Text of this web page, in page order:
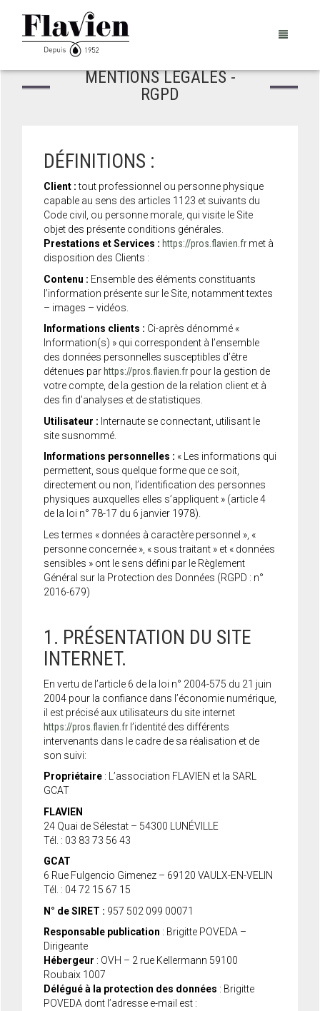
HISTORIQUE
PROJETS D’ENTREPRISES
RESSOURCES ET PARTAGES®
NOS PRODUITS
LA BOUTIQUE
NOTRE CATALOGUE
SOUS-TRAITANCE
CONTACTS
CONTACTS
CRÉATION DE COMPTE PRO
FORCE DE VENTE
PANIER
MENTIONS LÉGALES -
RGPD
DÉFINITIONS :
Client :tout professionnel ou personne physique
capable au sens des articles 1123 et suivants du
Code civil, ou personne morale, qui visite le Site
objet des présente conditions générales.
Prestations et Services : https://pros.flavien.fr met à
disposition des Clients :
Contenu : Ensemble des éléments constituants
l’information présente sur le Site, notamment textes
– images – vidéos.
Informations clients : Ci-après dénommé «
Information(s) » qui correspondent à l’ensemble
des données personnelles susceptibles d’être
détenues par https://pros.flavien.fr pour la gestion de
votre compte, de la gestion de la relation client et à
des fin d’analyses et de statistiques.
Utilisateur : Internaute se connectant, utilisant le
site susnommé.
Informations personnelles : « Les informations qui
permettent, sous quelque forme que ce soit,
directement ou non, l’identification des personnes
physiques auxquelles elles s’appliquent » (article 4
de la loi n° 78-17 du 6 janvier 1978).
Les termes « données à caractère personnel », «
personne concernée », « sous traitant » et « données
sensibles » ont le sens défini par le Règlement
Général sur la Protection des Données (RGPD : n°
2016-679)
1. PRÉSENTATION DU SITE
INTERNET.
En vertu de l’article 6 de la loi n° 2004-575 du 21 juin
2004 pour la confiance dans l’économie numérique,
il est précisé aux utilisateurs du site internet
https://pros.flavien.fr l’identité des différents
intervenants dans le cadre de sa réalisation et de
son suivi:
Propriétaire : L’association FLAVIEN et la SARL
GCAT
FLAVIEN
24 Quai de Sélestat – 54300 LUNÉVILLE
Tél. : 03 83 73 56 43
GCAT
6 Rue Fulgencio Gimenez – 69120 VAULX-EN-VELIN
Tél. : 04 72 15 67 15
N° de SIRET : 957 502 099 00071
Responsable publication : Brigitte POVEDA –
Dirigeante
Hébergeur : OVH – 2 rue Kellermann 59100
Roubaix 1007
Délégué à la protection des données : Brigitte
POVEDA dont l’adresse e-mail est :